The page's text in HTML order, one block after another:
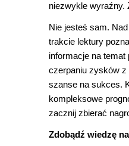
niezwykle wyraźny.
Nie jesteś sam.
trakcie lektury
informacje na
czerpaniu zysków z
szanse na sukces.
kompleksowe
zacznij zbierać
Zdobądź wiedzę